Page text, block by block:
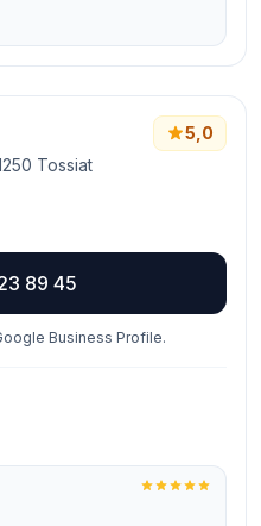
Tossiat
5,0
89 45
Business Profile.